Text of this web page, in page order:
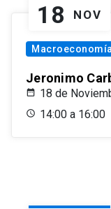
18 NOV
Macroeconomía
Jeronimo
18 de
14:00 a 16:00